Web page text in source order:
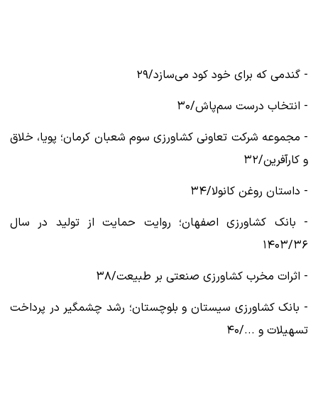
- گندمی که برای خود کود می‌سازد/۲۹
- انتخاب درست سم‌پاش/۳۰
- مجموعه شرکت تعاونی کشاورزی سوم شعبان کرمان؛ پویا، خلاق
و کارآفرین/۳۲
- داستان روغن کانولا/۳۴
- بانک کشاورزی اصفهان؛ روایت حمایت از تولید در سال
۱۴۰۳/۳۶
- اثرات مخرب کشاورزی صنعتی بر طبیعت/۳۸
- بانک کشاورزی سیستان و بلوچستان؛ رشد چشمگیر در پرداخت
تسهیلات و .../۴۰